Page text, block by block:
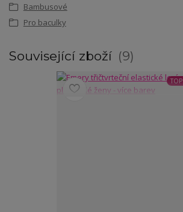
Bambusové
Pro baculky
Související zboží 9